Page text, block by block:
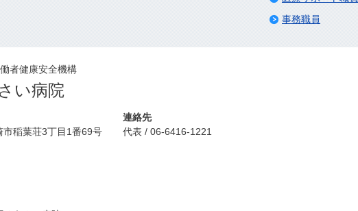
事務職員
者健康安全機構
い病院
稲葉荘3丁目1番69号
連絡先
代表 / 06-6416-1221